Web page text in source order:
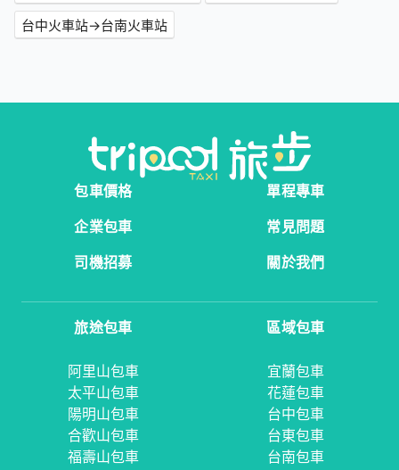
台中火車站→台南火車站
包車價格
單程專車
企業包車
常見問題
司機招募
關於我們
旅途包車
阿里山包車
太平山包車
陽明山包車
合歡山包車
福壽山包車
區域包車
宜蘭包車
花蓮包車
台中包車
台東包車
台南包車